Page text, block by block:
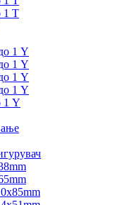
1 Т
1 Y
1 Y
1 Y
1 Y
1 Y